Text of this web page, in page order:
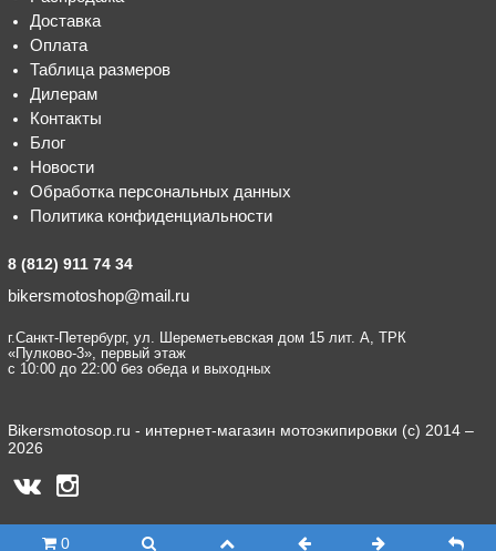
Доставка
Оплата
Таблица размеров
Дилерам
Контакты
Блог
Новости
Обработка персональных данных
Политика конфиденциальности
8 (812) 911 74 34
bikersmotoshop@mail.ru
г.Санкт-Петербург, ул. Шереметьевская дом 15 лит. А, ТРК
«Пулково-3», первый этаж
с 10:00 до 22:00 без обеда и выходных
Bikersmotosop.ru - интернет-магазин мотоэкипировки (c) 2014 –
2026
0